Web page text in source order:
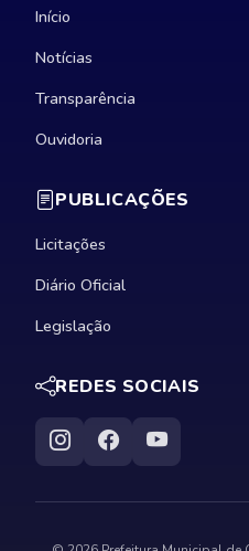
Início
Notícias
Transparência
Ouvidoria
PUBLICAÇÕES
Licitações
Diário Oficial
Legislação
REDES SOCIAIS